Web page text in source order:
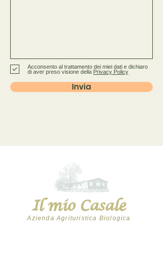
Acconsento al trattamento dei miei dati e dichiaro
di aver preso visione della Privacy Policy
Invia
Azienda Agrituristica Biologica
Il mio Casale